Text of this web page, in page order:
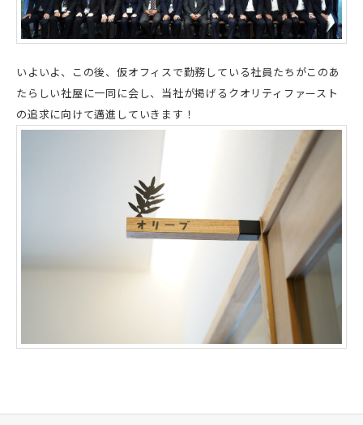
いよいよ、この後、仮オフィスで勤務している社員たちがこのあ
たらしい社屋に一同に会し、当社が掲げるクオリティファースト
の追求に向けて邁進していきます！